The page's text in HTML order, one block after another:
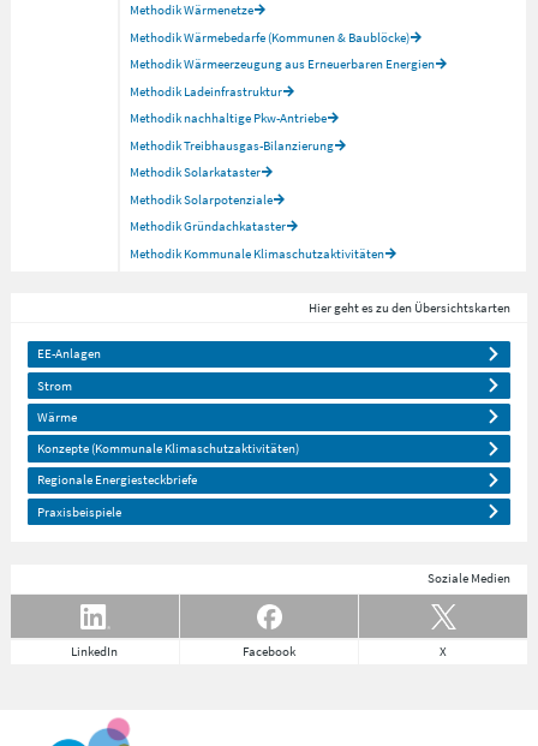
Methodik Wärmenetze
Methodik Wärmebedarfe (Kommunen & Baublöcke)
Methodik Wärmeerzeugung aus Erneuerbaren Energien
Methodik Ladeinfrastruktur
Methodik nachhaltige Pkw-Antriebe
Methodik Treibhausgas-Bilanzierung
Methodik Solarkataster
Methodik Solarpotenziale
Methodik Gründachkataster
Methodik Kommunale Klimaschutzaktivitäten
Hier geht es zu den Übersichtskarten
EE-Anlagen
Strom
Wärme
Konzepte (Kommunale Klimaschutzaktivitäten)
Regionale Energiesteckbriefe
Praxisbeispiele
Soziale Medien
LinkedIn Facebook X